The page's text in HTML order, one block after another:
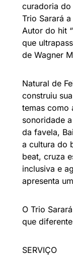
curadoria do
Trio Sarará
Autor do hit
que
de Wagner
Natural de
construiu
temas como
sonoridade
da favela,
a cultura do
beat, cruza
inclusiva e
apresenta
O Trio
que
SERVIÇO